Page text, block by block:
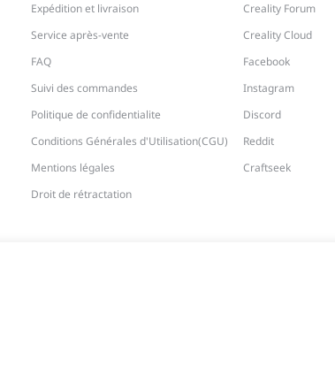
Expédition et livraison
Service après-vente
FAQ
Suivi des commandes
Politique de confidentialite
Conditions Générales d'Utilisation(CGU)
Mentions légales
Droit de rétractation
Creality Forum
Creality Cloud
Facebook
Instagram
Discord
Reddit
Craftseek